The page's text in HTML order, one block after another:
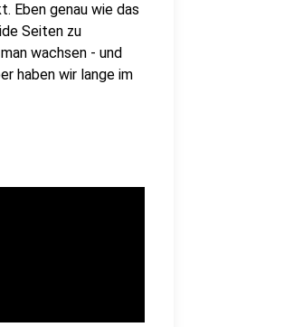
Eben genau wie das
Seiten zu
wachsen - und
haben wir lange im